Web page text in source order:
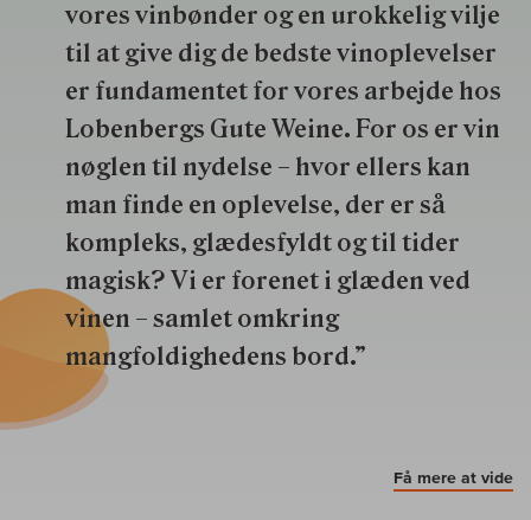
vores vinbønder og en urokkelig vilje
til at give dig de bedste vinoplevelser
er fundamentet for vores arbejde hos
Lobenbergs Gute Weine. For os er vin
nøglen til nydelse – hvor ellers kan
man finde en oplevelse, der er så
kompleks, glædesfyldt og til tider
magisk? Vi er forenet i glæden ved
vinen – samlet omkring
mangfoldighedens bord.”
Få mere at vide